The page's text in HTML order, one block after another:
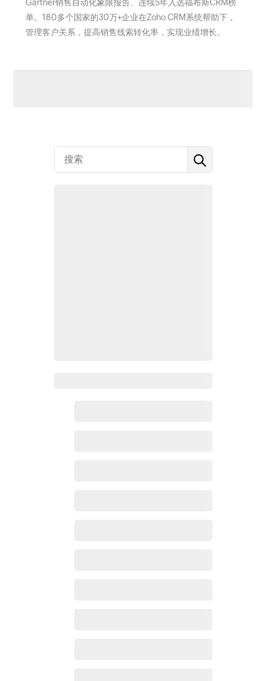
Gartner销售自动化象限报告、连续5年入选福布斯CRM榜
单。180多个国家的30万+企业在Zoho CRM系统帮助下，
管理客户关系，提高销售线索转化率，实现业绩增长。